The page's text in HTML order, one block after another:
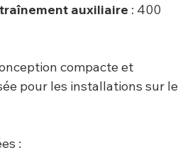
auxiliaire : 400
compacte et
pour les installations sur le
: